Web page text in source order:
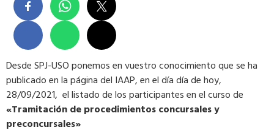
Desde SPJ-USO ponemos en vuestro conocimiento que se ha
publicado en la página del IAAP, en el día día de hoy,
28/09/2021, el listado de los participantes en el curso de
«Tramitación de procedimientos concursales y
preconcursales»